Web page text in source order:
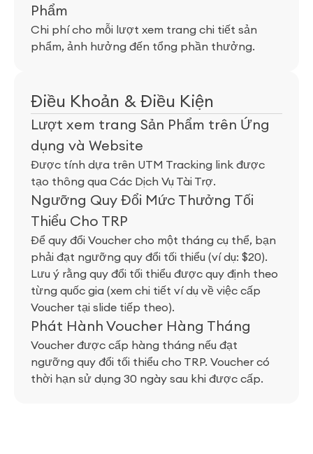
Phẩm
Chi phí cho mỗi lượt xem trang chi tiết sản
phẩm, ảnh hưởng đến tổng phần thưởng.
Điều Khoản & Điều Kiện
Lượt xem trang Sản Phẩm trên Ứng
dụng và Website
Được tính dựa trên UTM Tracking link được
tạo thông qua Các Dịch Vụ Tài Trợ.
Ngưỡng Quy Đổi Mức Thưởng Tối
Thiểu Cho TRP
Để quy đổi Voucher cho một tháng cụ thể, bạn
phải đạt ngưỡng quy đổi tối thiểu (ví dụ: $20).
Lưu ý rằng quy đổi tối thiểu được quy định theo
từng quốc gia (xem chi tiết ví dụ về việc cấp
Voucher tại slide tiếp theo).
Phát Hành Voucher Hàng Tháng
Voucher được cấp hàng tháng nếu đạt
ngưỡng quy đổi tối thiểu cho TRP. Voucher có
thời hạn sử dụng 30 ngày sau khi được cấp.